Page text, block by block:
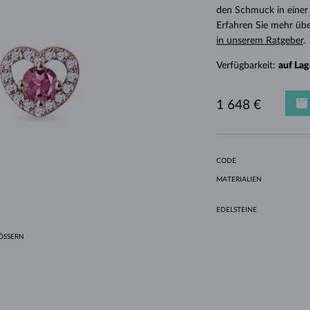
ROSÉGOLD
GRAVIERBARER SCHMUCK
LETNÍ VRSTVENÍ
GESCHENKIDEENden Schmuck in
Erfahren Sie mehr
in unserem Ratgeber.
Verfügbarkeit: auf
1 648 €
CODE
MATERIALIEN
EDELSTEINE